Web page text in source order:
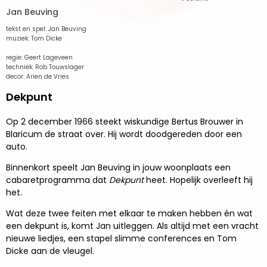
Jan Beuving
tekst en spel: Jan Beuving
muziek: Tom Dicke
regie: Geert Lageveen
techniek: Rob Touwslager
decor: Arien de Vries
Dekpunt
Op 2 december 1966 steekt wiskundige Bertus Brouwer in
Blaricum de straat over. Hij wordt doodgereden door een
auto.
Binnenkort speelt Jan Beuving in jouw woonplaats een
cabaretprogramma dat Dekpuntheet. Hopelijk overleeft hij
het.
Wat deze twee feiten met elkaar te maken hebben én wat
een dekpunt is, komt Jan uitleggen. Als altijd met een vracht
nieuwe liedjes, een stapel slimme conferences en Tom
Dicke aan de vleugel.